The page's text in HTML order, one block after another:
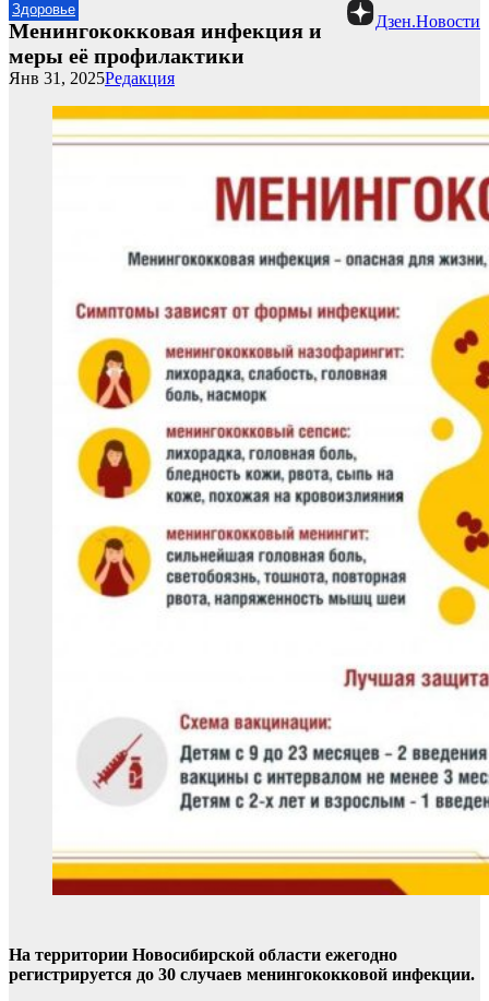
Здоровье
Дзен.Новости
Менингококковая инфекция и
меры её профилактики
Редакция
Янв 31, 2025
На территории Новосибирской области ежегодно
регистрируется до 30 случаев менингококковой инфекции.